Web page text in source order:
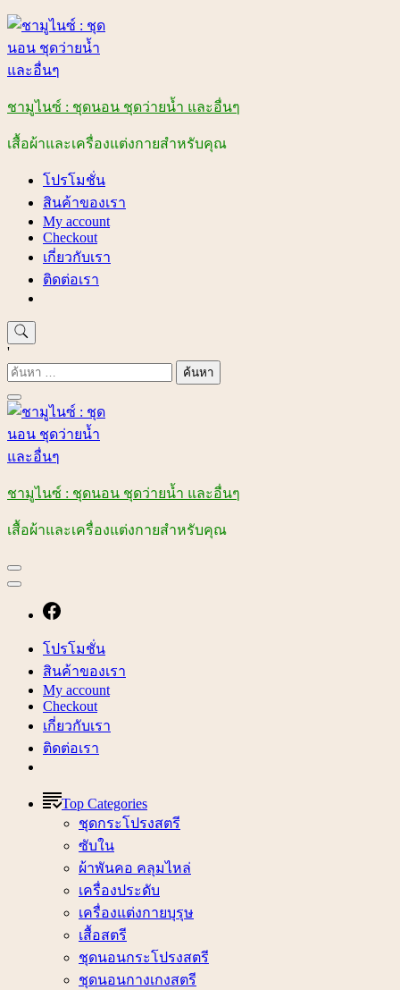
Skip
content
ชามูไนซ์ : ชุดนอน ชุดว่ายน้ำ และอื่นๆ
เสื้อผ้าและเครื่องแต่งกายสำหรับคุณ
โปรโมชั่น
สินค้าของเรา
My account
Checkout
เกี่ยวกับเรา
ติดต่อเรา
'
ค้นหา
สำหรับ:
ชามูไนซ์ : ชุดนอน ชุดว่ายน้ำ และอื่นๆ
เสื้อผ้าและเครื่องแต่งกายสำหรับคุณ
โปรโมชั่น
สินค้าของเรา
My account
Checkout
เกี่ยวกับเรา
ติดต่อเรา
Top Categories
ชุดกระโปรงสตรี
ซับใน
ผ้าพันคอ คลุมไหล่
เครื่องประดับ
เครื่องแต่งกายบุรุษ
เสื้อสตรี
ชุดนอนกระโปรงสตรี
ชุดนอนกางเกงสตรี